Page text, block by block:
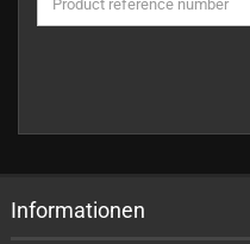
THE
PRODUCT
CATALOG.
Informationen